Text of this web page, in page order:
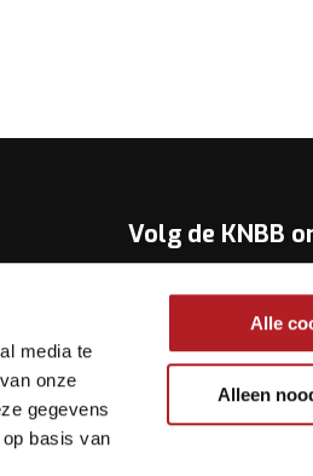
media te
onze
gegevens
basis van
Alle
Alleen
Volg de KNBB
Facebook